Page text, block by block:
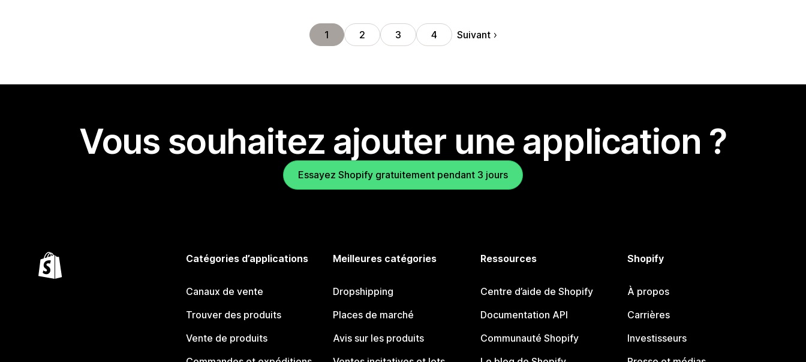
1 2 3 4 Suivant
Vous souhaitez ajouter une application ?
Essayez Shopify gratuitement pendant 3 jours
Catégories d’applications
Canaux de vente
Trouver des produits
Vente de produits
Meilleures catégories
Dropshipping
Places de marché
Avis sur les produits
Ressources
Centre d’aide de Shopify
Documentation API
Communauté Shopify
Shopify
À propos
Carrières
Investisseurs